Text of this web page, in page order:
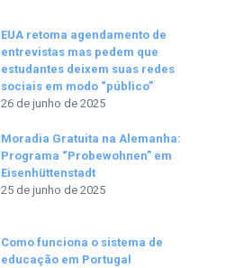
EUA retoma agendamento de
entrevistas mas pedem que
estudantes deixem suas redes
sociais em modo “público”
26 de junho de 2025
Moradia Gratuita na Alemanha:
Programa “Probewohnen” em
Eisenhüttenstadt
25 de junho de 2025
Como funciona o sistema de
educação em Portugal